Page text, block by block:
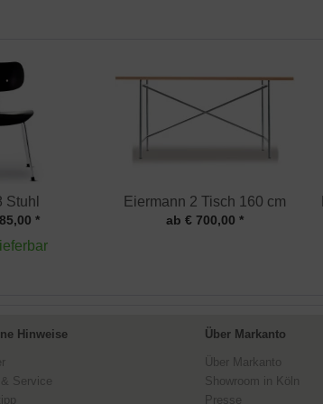
Stuhl
*
Eiermann 2 Tisch 160 cm
ab € 700,00 *
Hinweise
Service
Über Markanto
Über Markanto
Showroom in Köln
Presse